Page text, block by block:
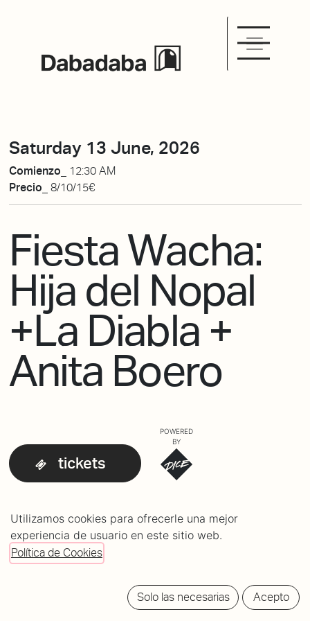
Saturday 13 June, 2026
Comienzo_
12:30 AM
Precio_ 8/10/15€
Fiesta Wacha:
Hija del Nopal
+La Diabla +
Anita Boero
tickets
POWERED
BY
Utilizamos cookies para ofrecerle una mejor
experiencia de usuario en este sitio web.
Política de Cookies
Solo las necesarias Acepto